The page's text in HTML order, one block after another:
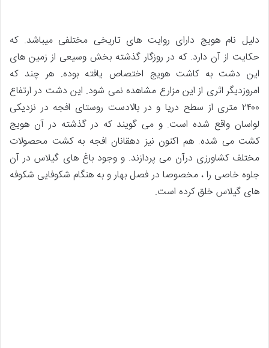
دلیل نام هویج دارای روایت های تاریخی مختلفی میباشد. که
حکایت از آن دارد. که در روزگار گذشته بخش وسیعی از زمین های
این دشت به کاشت هویج اختصاص یافته بوده. هر چند که
امروزدیگر اثری از این مزارع مشاهده نمی شود. این دشت در ارتفاع
۲۴۰۰ متری از سطح دریا و در بالادست روستای افجه در نزدیکی
لواسان واقع شده است. و می گویند که در گذشته در آن هویج
کشت می شده. هم اکنون نیز دهقانان افجه به کشت محصولات
مختلف کشاورزی درآن می پردازند. و وجود باغ های گیلاس در آن
جلوه خاصی را ، مخصوصا در فصل بهار و به هنگام شکوفایی شکوفه
های گیلاس خلق کرده است.